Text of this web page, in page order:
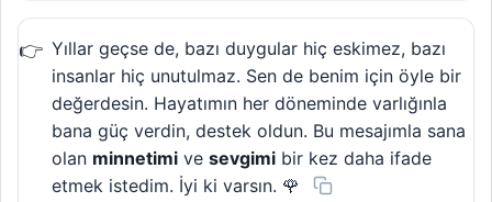
Yıllar geçse de, bazı duygular hiç eskimez, bazı
insanlar hiç unutulmaz. Sen de benim için öyle bir
değerdesin. Hayatımın her döneminde varlığınla
bana güç verdin, destek oldun. Bu mesajımla sana
olan minnetimi ve sevgimi bir kez daha ifade
etmek istedim. İyi ki varsın. 🌹